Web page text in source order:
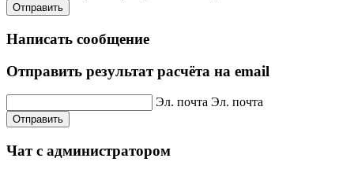
Отправить
Написать сообщение
Отправить результат расчёта на email
Эл. почта Эл. почта
Отправить
Чат с администратором